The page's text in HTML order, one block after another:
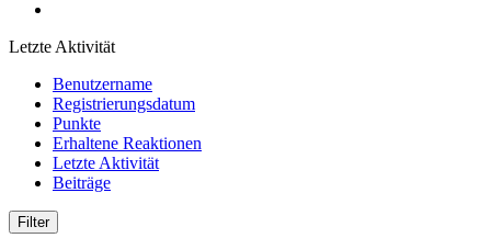
Letzte Aktivität
Benutzername
Registrierungsdatum
Punkte
Erhaltene Reaktionen
Letzte Aktivität
Beiträge
Filter